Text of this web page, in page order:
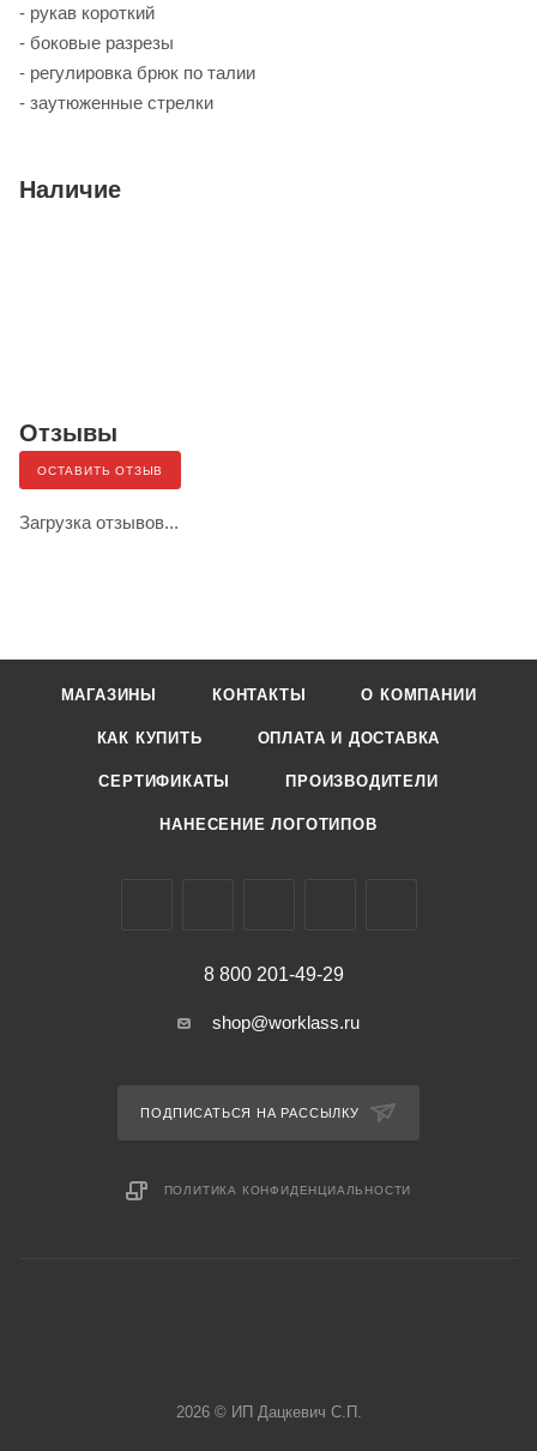
- рукав короткий
- боковые разрезы
- регулировка брюк по талии
- заутюженные стрелки
Наличие
Отзывы
ОСТАВИТЬ ОТЗЫВ
Загрузка отзывов...
МАГАЗИНЫ КОНТАКТЫ О КОМПАНИИ
КАК КУПИТЬ ОПЛАТА И ДОСТАВКА
СЕРТИФИКАТЫ ПРОИЗВОДИТЕЛИ
НАНЕСЕНИЕ ЛОГОТИПОВ
8 800 201-49-29
shop@worklass.ru
ПОДПИСАТЬСЯ НА РАССЫЛКУ
ПОЛИТИКА КОНФИДЕНЦИАЛЬНОСТИ
2026 © ИП Дацкевич С.П.